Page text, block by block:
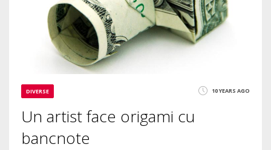
DIVERSE 10 YEARS AGO
Un artist face origami cu
bancnote